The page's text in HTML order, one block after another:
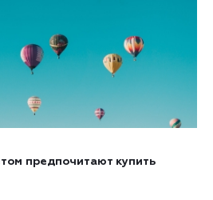
предпочитают купить